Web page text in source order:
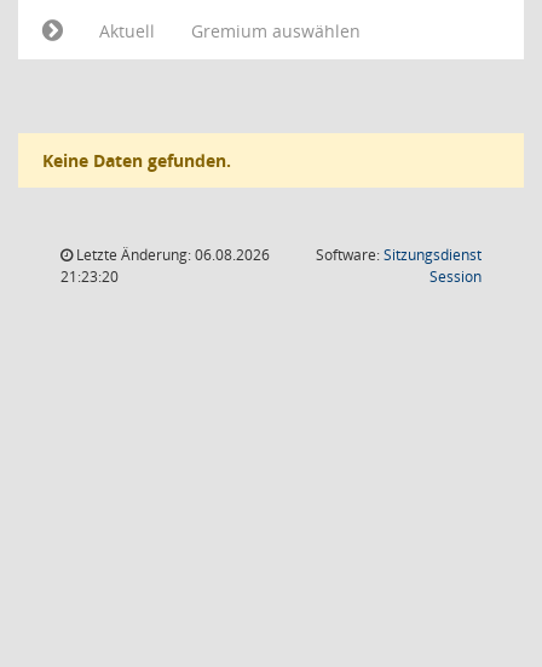
Aktuell
Gremium auswählen
Keine Daten gefunden.
Letzte Änderung: 06.08.2026
21:23:20
Software:Sitzungsdienst
Session(Wird in